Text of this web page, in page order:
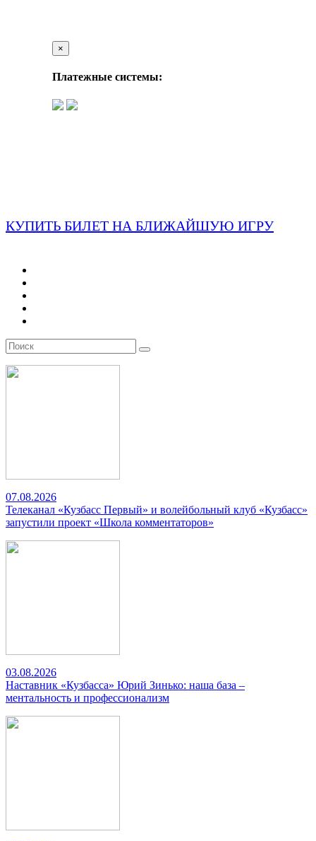
×
Платежные системы:
КУПИТЬ БИЛЕТ НА БЛИЖАЙШУЮ ИГРУ
07.08.2026
Телеканал «Кузбасс Первый» и волейбольный клуб «Кузбасс»
запустили проект «Школа комментаторов»
03.08.2026
Наставник «Кузбасса» Юрий Зинько: наша база –
ментальность и профессионализм